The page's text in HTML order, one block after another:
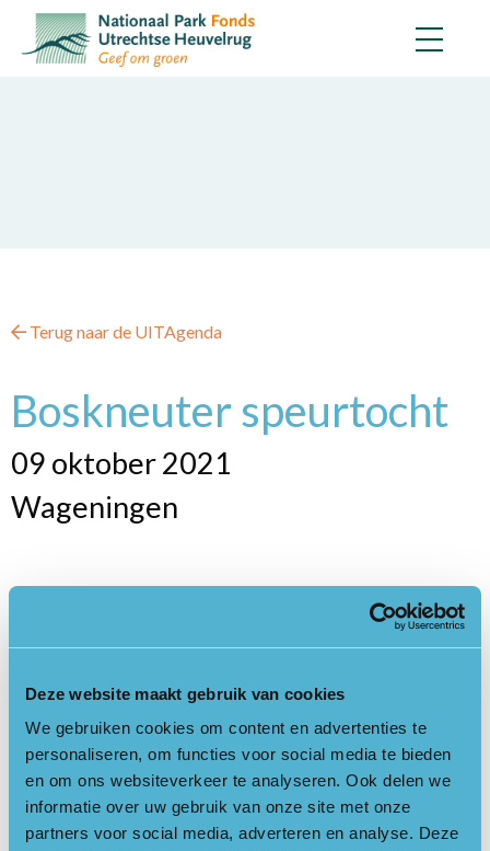
Deze website maakt gebruik van cookies
We gebruiken cookies om content en advertenties te
personaliseren, om functies voor social media te bieden
en om ons websiteverkeer te analyseren. Ook delen we
informatie over uw gebruik van onze site met onze
partners voor social media, adverteren en analyse. Deze
Terug naar de UITAgenda
Boskneuter speurtocht
09 oktober 2021
Wageningen
Heb je nog nooit een boskneuter gezien? Dan is dit je kans!
Zaterdag 9 oktober mogen kinderen op zoek gaan naar deze
geheimzinnige wezens. Neem wel laarzen en een zaklamp of
Boskneuters, een zeldzaam volk en ook nog erg verlegen.
Maar als je heel voorzichtig bent en niet te hard het bos door
rent, kom je ze soms nog tegen.
Het startpunt bevindt zich bij Informatiecentrum Blauwe